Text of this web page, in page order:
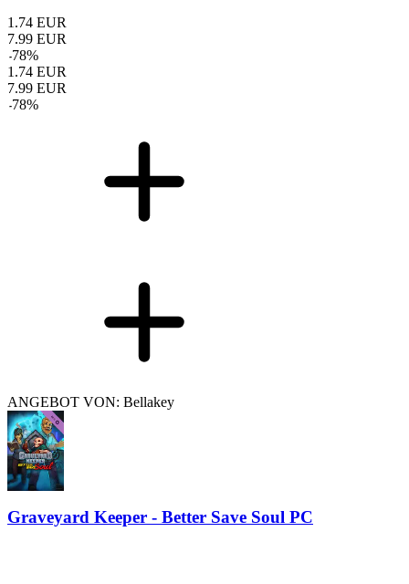
1.74 EUR
7.99 EUR
-78%
1.74 EUR
7.99 EUR
-78%
ANGEBOT VON: Bellakey
Graveyard Keeper - Better Save Soul PC